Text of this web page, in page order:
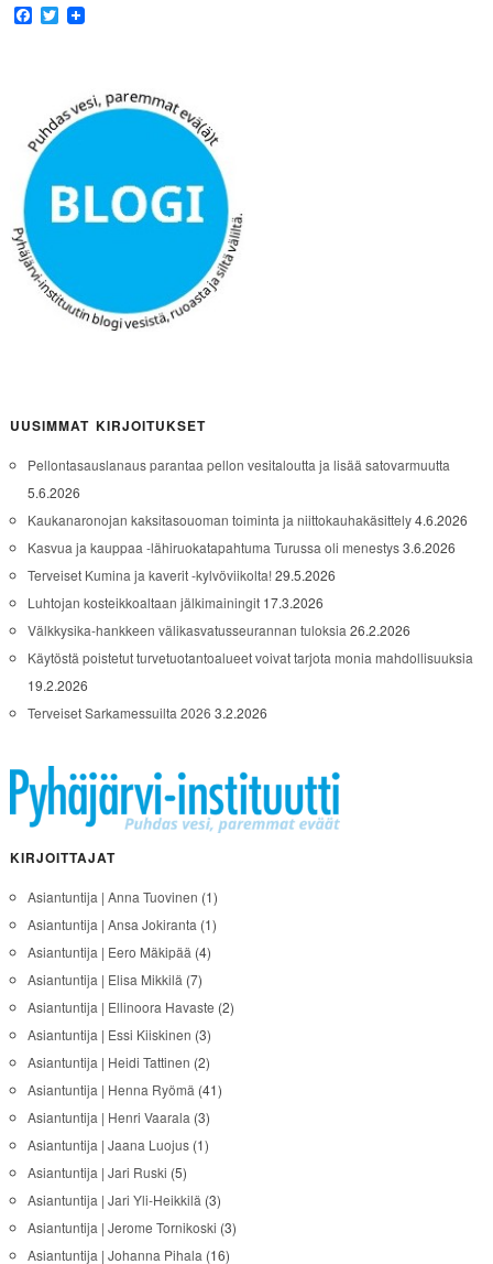
Facebook
Twitter
UUSIMMAT KIRJOITUKSET
Pellontasauslanaus parantaa pellon vesitaloutta ja lisää satovarmuutta
5.6.2026
Kaukanaronojan kaksitasouoman toiminta ja niittokauhakäsittely4.6.2026
Kasvua ja kauppaa -lähiruokatapahtuma Turussa oli menestys3.6.2026
Terveiset Kumina ja kaverit -kylvöviikolta!29.5.2026
Luhtojan kosteikkoaltaan jälkimainingit 17.3.2026
Välkkysika-hankkeen välikasvatusseurannan tuloksia 26.2.2026
Käytöstä poistetut turvetuotantoalueet voivat tarjota monia mahdollisuuksia
19.2.2026
Terveiset Sarkamessuilta 2026 3.2.2026
KIRJOITTAJAT
Asiantuntija | Anna Tuovinen (1)
Asiantuntija | Ansa Jokiranta (1)
Asiantuntija | Eero Mäkipää (4)
Asiantuntija | Elisa Mikkilä (7)
Asiantuntija | Ellinoora Havaste (2)
Asiantuntija | Essi Kiiskinen (3)
Asiantuntija | Heidi Tattinen (2)
Asiantuntija | Henna Ryömä (41)
Asiantuntija | Henri Vaarala (3)
Asiantuntija | Jaana Luojus(1)
Asiantuntija | Jari Ruski (5)
Asiantuntija | Jari Yli-Heikkilä (3)
Asiantuntija | Jerome Tornikoski (3)
Asiantuntija | Johanna Pihala (16)